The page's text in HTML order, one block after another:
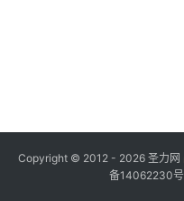
Copyright © 2012 - 2026 圣力网
备14062230号